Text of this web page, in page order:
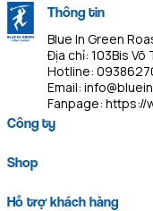
Thông tin
Blue In Green
Địa chỉ: 103Bis Võ
Hotline:
Email:
Fanpage:https://
Công ty
Shop
Hỗ trợ khách hàng